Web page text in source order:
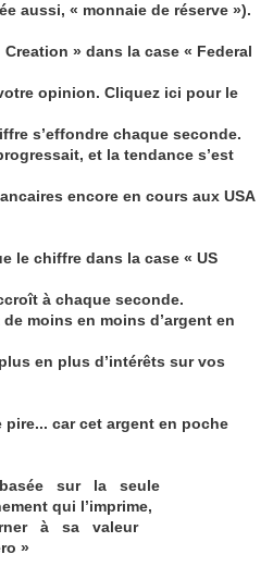
aussi, « monnaie de réserve »).
» dans la case « Federal
opinion. Cliquez ici pour le
s’effondre chaque seconde.
et la tendance s’est
encore en cours aux USA
le chiffre dans la case « US
à chaque seconde.
moins en moins d’argent en
en plus d’intérêts sur vos
car cet argent en poche
sur la seule
qui l’imprime,
à sa valeur
»